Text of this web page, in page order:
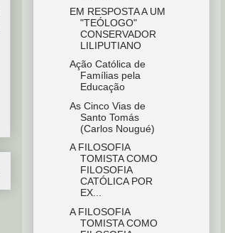
EM RESPOSTA A UM
"TEÓLOGO"
CONSERVADOR
LILIPUTIANO
Ação Católica de
Famílias pela
Educação
As Cinco Vias de
Santo Tomás
(Carlos Nougué)
A FILOSOFIA
TOMISTA COMO
FILOSOFIA
CATÓLICA POR
EX...
A FILOSOFIA
TOMISTA COMO